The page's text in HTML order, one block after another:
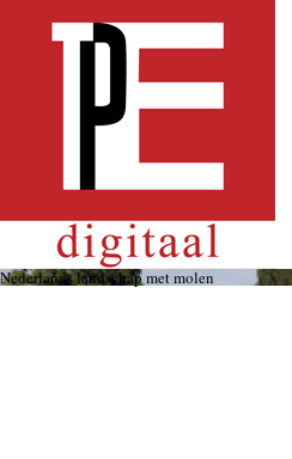
Nederlands landschap met molen